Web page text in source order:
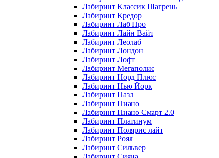
Лабиринт Классик Шагрень
Лабиринт Кредор
Лабиринт Лаб Про
Лабиринт Лайн Вайт
Лабиринт Леолаб
Лабиринт Лондон
Лабиринт Лофт
Лабиринт Мегаполис
Лабиринт Норд Плюс
Лабиринт Нью Йорк
Лабиринт Пазл
Лабиринт Пиано
Лабиринт Пиано Смарт 2.0
Лабиринт Платинум
Лабиринт Полярис лайт
Лабиринт Роял
Лабиринт Сильвер
Лабиринт Сияна